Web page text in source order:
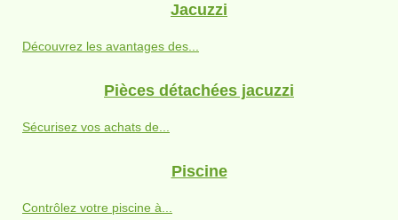
Jacuzzi
Découvrez les avantages des...
Pièces détachées jacuzzi
Sécurisez vos achats de...
Piscine
Contrôlez votre piscine à...